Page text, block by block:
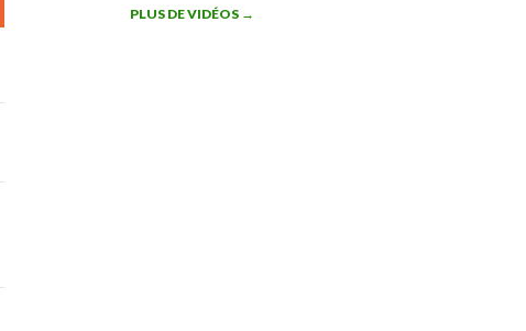
PLUS DE VIDÉOS →